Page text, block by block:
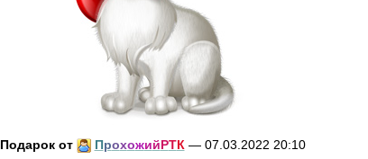
Подарок от ПрохожийРТК — 07.03.2022 20:10